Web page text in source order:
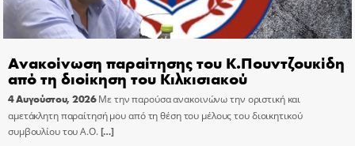
Ανακοίνωση παραίτησης του Κ.Πουντζουκίδη
από τη διοίκηση του Κιλκισιακού
4 Αυγούστου, 2026 Με την παρούσα ανακοινώνω την οριστική και
αμετάκλητη παραίτησή μου από τη θέση του μέλους του διοικητικού
συμβουλίου του Α.Ο.[…]